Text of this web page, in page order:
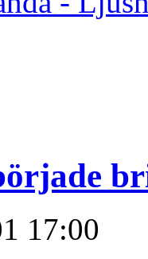
17:00